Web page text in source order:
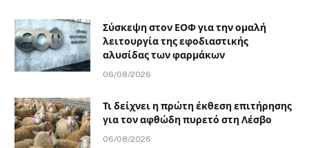
Σύσκεψη στον ΕΟΦ για την ομαλή
λειτουργία της εφοδιαστικής
αλυσίδας των φαρμάκων
06/08/2026
Τι δείχνει η πρώτη έκθεση επιτήρησης
για τον αφθώδη πυρετό στη Λέσβο
06/08/2026